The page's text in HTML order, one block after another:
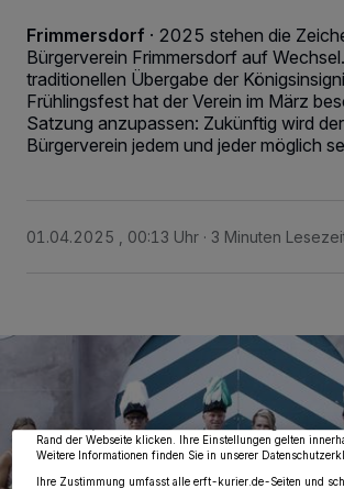
Frimmersdorf · 2025 stehen die
Bürgerverein Frimmersdorf auf
traditionellen Übergabe der
Frühlingsfest hat der Verein im März
Satzung anzupassen: Zukünftig wird
Bürgerverein jedem und jeder möglich
01.04.2025 , 00:13 Uhr 3 Minuten
-Partner speichern und greifen auf
von OK aktivieren Sie Tracking-Technologien für die unter
Partner verarbeiten Daten, um Ihnen Dienste
Zwecke. Wenn Tracker deaktiviert sind, sind manche
möglicherweise nicht mehr so relevant für Sie. Sie können
wieder aufrufen, um Ihre Einstellungen zu ändern oder Ihre
widerrufen, indem Sie auf den Link Einstellungen oder
Rand der Webseite klicken. Ihre Einstellungen gelten
Weitere Informationen finden Sie in unserer
Ihre Zustimmung umfasst alle erft-kurier.de-Seiten und